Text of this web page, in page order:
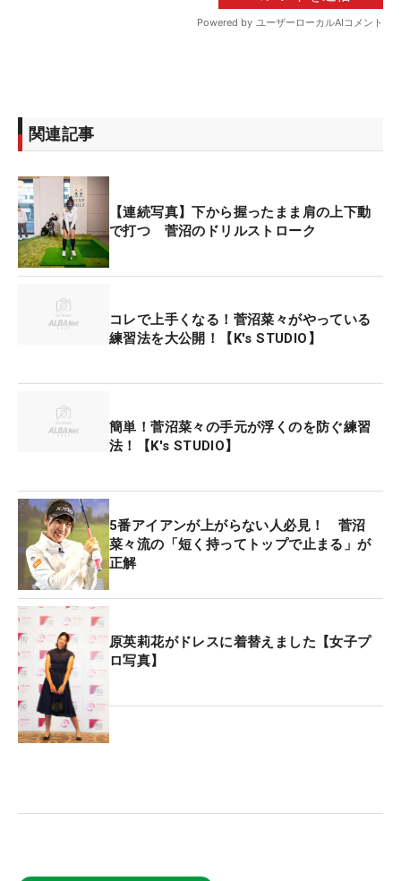
関連記事
【連続写真】下から握ったまま肩の上下動
で打つ 菅沼のドリルストローク
コレで上手くなる！菅沼菜々がやっている
練習法を大公開！【K's STUDIO】
簡単！菅沼菜々の手元が浮くのを防ぐ練習
法！【K's STUDIO】
5番アイアンが上がらない人必見！ 菅沼
菜々流の「短く持ってトップで止まる」が
正解
原英莉花がドレスに着替えました【女子プ
ロ写真】